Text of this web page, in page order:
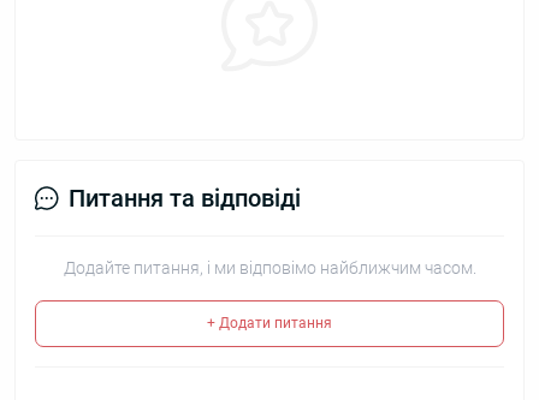
Питання та відповіді
Додайте питання, і ми відповімо найближчим часом.
+ Додати питання